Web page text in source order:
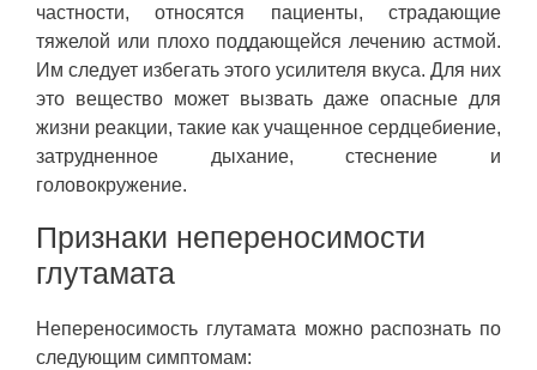
частности, относятся пациенты, страдающие
тяжелой или плохо поддающейся лечению астмой.
Им следует избегать этого усилителя вкуса. Для них
это вещество может вызвать даже опасные для
жизни реакции, такие как учащенное сердцебиение,
затрудненное дыхание, стеснение и
головокружение.
Признаки непереносимости
глутамата
Непереносимость глутамата можно распознать по
следующим симптомам: